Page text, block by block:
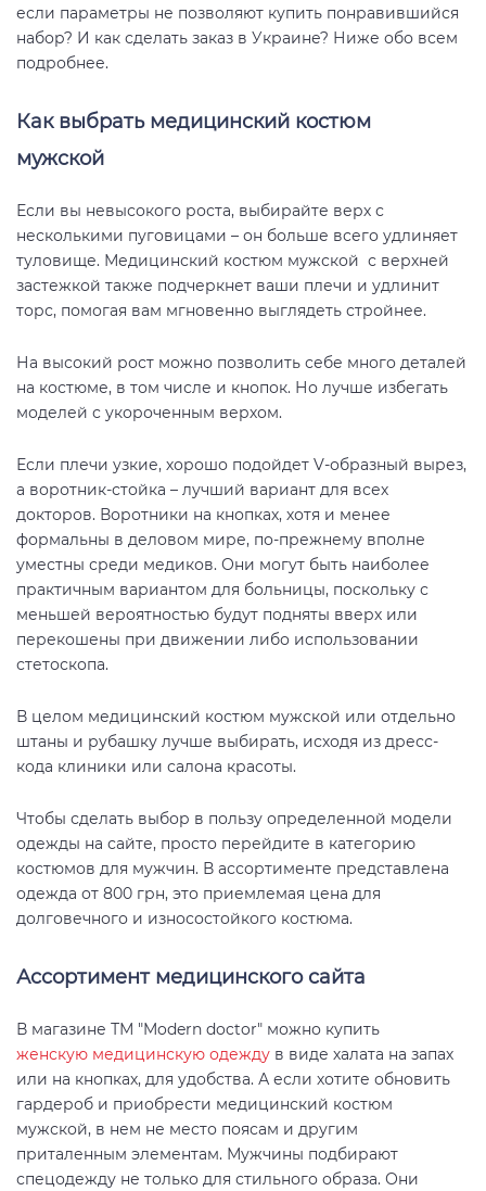
если параметры не позволяют купить понравившийся
набор? И как сделать заказ в Украине? Ниже обо всем
подробнее.
Как выбрать медицинский костюм
мужской
Если вы невысокого роста, выбирайте верх с
несколькими пуговицами – он больше всего удлиняет
туловище. Медицинский костюм мужской с верхней
застежкой также подчеркнет ваши плечи и удлинит
торс, помогая вам мгновенно выглядеть стройнее.
На высокий рост можно позволить себе много деталей
на костюме, в том числе и кнопок. Но лучше избегать
моделей с укороченным верхом.
Если плечи узкие, хорошо подойдет V-образный вырез,
а воротник-стойка – лучший вариант для всех
докторов. Воротники на кнопках, хотя и менее
формальны в деловом мире, по-прежнему вполне
уместны среди медиков. Они могут быть наиболее
практичным вариантом для больницы, поскольку с
меньшей вероятностью будут подняты вверх или
перекошены при движении либо использовании
стетоскопа.
В целом медицинский костюм мужской или отдельно
штаны и рубашку лучше выбирать, исходя из дресс-
кода клиники или салона красоты.
Чтобы сделать выбор в пользу определенной модели
одежды на сайте, просто перейдите в категорию
костюмов для мужчин. В ассортименте представлена
одежда от 800 грн, это приемлемая цена для
долговечного и износостойкого костюма.
Ассортимент медицинского сайта
В магазине ТМ "Modern doctor" можно купить
женскую медицинскую одежду в виде халата на запах
или на кнопках, для удобства. А если хотите обновить
гардероб и приобрести медицинский костюм
мужской, в нем не место поясам и другим
приталенным элементам. Мужчины подбирают
спецодежду не только для стильного образа. Они